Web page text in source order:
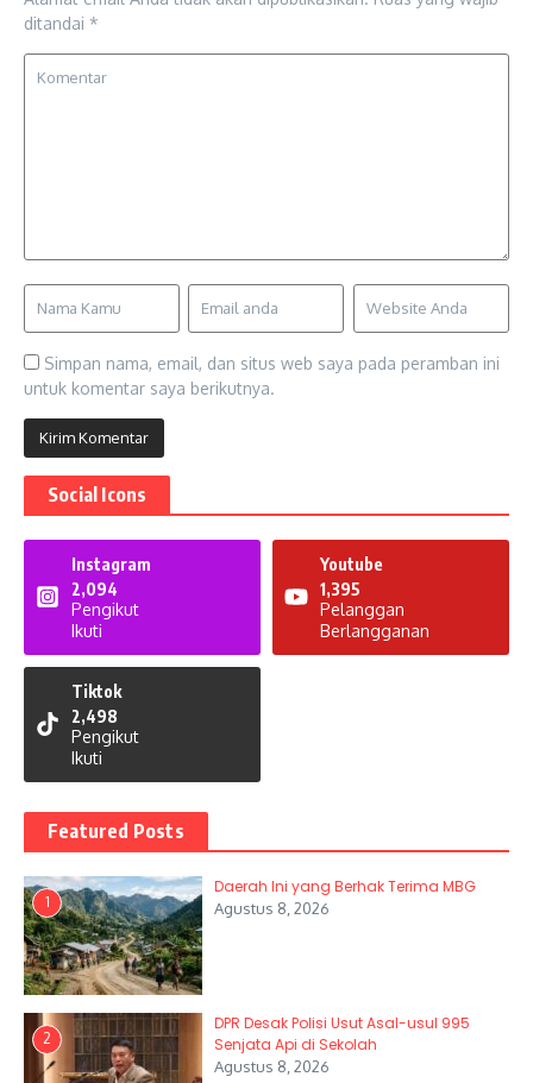
ditandai *
Simpan nama, email, dan situs web saya pada peramban ini
untuk komentar saya berikutnya.
Social Icons
Instagram
2,094
Pengikut
Ikuti
Youtube
1,395
Pelanggan
Berlangganan
Tiktok
2,498
Pengikut
Ikuti
Featured Posts
1
Daerah Ini yang Berhak Terima MBG
Agustus 8, 2026
2
DPR Desak Polisi Usut Asal-usul 995
Senjata Api di Sekolah
Agustus 8, 2026